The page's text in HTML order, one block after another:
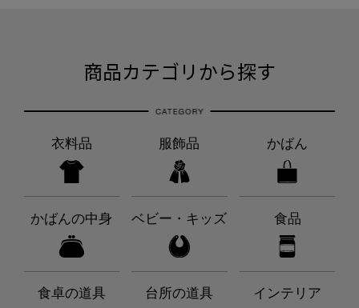
商品カテゴリから探す
衣料品 服飾品 かばん
かばんの中身 ベビー・キッズ 食品
食卓の道具 台所の道具 インテリア